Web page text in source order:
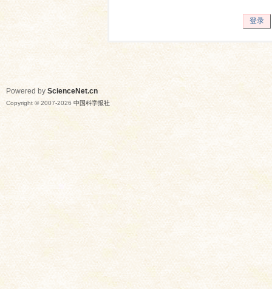
登录
Powered by ScienceNet.cn
Copyright © 2007-2026 中国科学报社